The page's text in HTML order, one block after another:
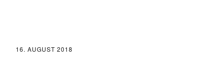
16. AUGUST 2018